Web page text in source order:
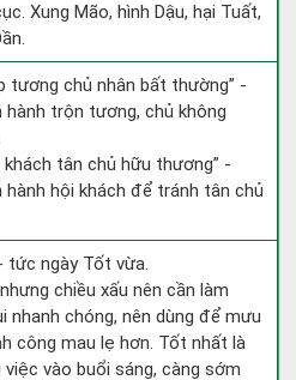
Xung Mão, hình Dậu, hại Tuất,
tương chủ nhân bất thường” -
hành trộn tương, chủ không
khách tân chủ hữu thương” -
hành hội khách để tránh tân chủ
tức ngày Tốt vừa.
chiều xấu nên cần làm
nhanh chóng, nên dùng để mưu
công mau lẹ hơn. Tốt nhất là
việc vào buổi sáng, càng sớm